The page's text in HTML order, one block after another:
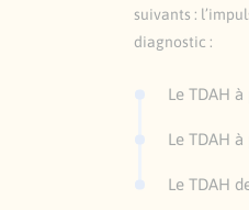
suivants :
diagnostic :
Le TDAH
Le TDAH
Le TDAH